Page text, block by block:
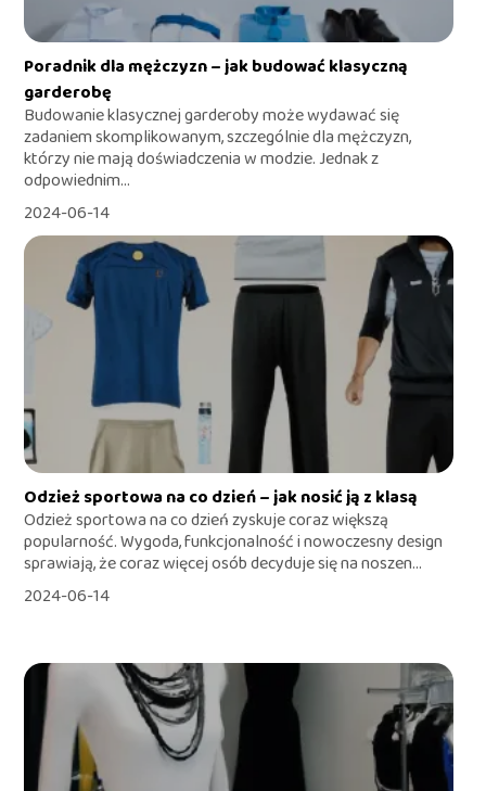
Poradnik dla mężczyzn – jak budować klasyczną
garderobę
Budowanie klasycznej garderoby może wydawać się
zadaniem skomplikowanym, szczególnie dla mężczyzn,
którzy nie mają doświadczenia w modzie. Jednak z
odpowiednim...
2024-06-14
Odzież sportowa na co dzień – jak nosić ją z klasą
Odzież sportowa na co dzień zyskuje coraz większą
popularność. Wygoda, funkcjonalność i nowoczesny design
sprawiają, że coraz więcej osób decyduje się na noszen...
2024-06-14